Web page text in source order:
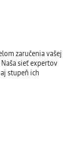
zaručenia vašej
sieť expertov
stupeň ich